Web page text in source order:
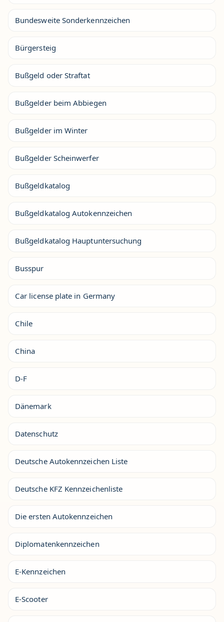
Bundesweite Sonderkennzeichen
Bürgersteig
Bußgeld oder Straftat
Bußgelder beim Abbiegen
Bußgelder im Winter
Bußgelder Scheinwerfer
Bußgeldkatalog
Bußgeldkatalog Autokennzeichen
Bußgeldkatalog Hauptuntersuchung
Busspur
Car license plate in Germany
Chile
China
D-F
Dänemark
Datenschutz
Deutsche Autokennzeichen Liste
Deutsche KFZ Kennzeichenliste
Die ersten Autokennzeichen
Diplomatenkennzeichen
E-Kennzeichen
E-Scooter